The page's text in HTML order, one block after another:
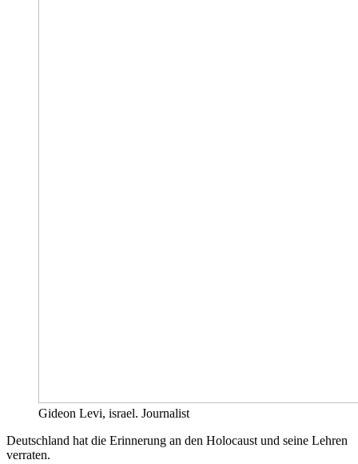
Gideon Levi, israel. Journalist
Deutschland hat die Erinnerung an den Holocaust und seine Lehren
verraten.